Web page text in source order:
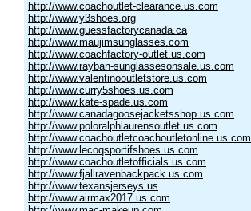
http://www.coachoutlet-clearance.us.com
http://www.y3shoes.org
http://www.guessfactorycanada.ca
http://www.maujimsunglasses.com
http://www.coachfactory-outlet.us.com
http://www.rayban-sunglassesonsale.us.com
http://www.valentinooutletstore.us.com
http://www.curry5shoes.us.com
http://www.kate-spade.us.com
http://www.canadagoosejacketsshop.us.com
http://www.poloralphlaurensoutlet.us.com
http://www.coachoutletcoachoutletonline.us.com
http://www.lecoqsportifshoes.us.com
http://www.coachoutletofficials.us.com
http://www.fjallravenbackpack.us.com
http://www.texansjerseys.us
http://www.airmax2017.us.com